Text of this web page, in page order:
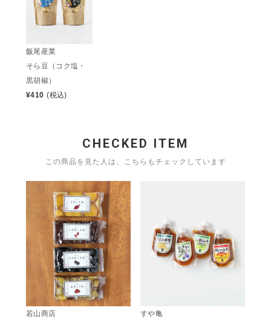
飯尾産業
そら豆（コク塩・
黒胡椒）
¥410 (税込)
CHECKED ITEM
この商品を見た人は、こちらもチェックしています
若山商店
すや亀